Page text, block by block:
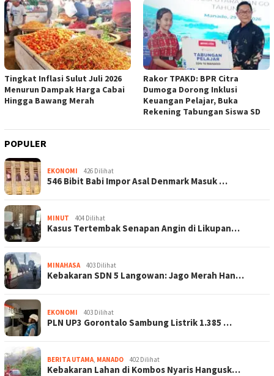
Tingkat Inflasi Sulut Juli 2026
Menurun Dampak Harga Cabai
Hingga Bawang Merah
Rakor TPAKD: BPR Citra
Dumoga Dorong Inklusi
Keuangan Pelajar, Buka
Rekening Tabungan Siswa SD
POPULER
EKONOMI 426 Dilihat
546 Bibit Babi Impor Asal Denmark Masuk …
MINUT 404 Dilihat
Kasus Tertembak Senapan Angin di Likupan…
MINAHASA 403 Dilihat
Kebakaran SDN 5 Langowan: Jago Merah Han…
EKONOMI 403 Dilihat
PLN UP3 Gorontalo Sambung Listrik 1.385 …
BERITA UTAMA MANADO 402 Dilihat
Kebakaran Lahan di Kombos Nyaris Hangusk…